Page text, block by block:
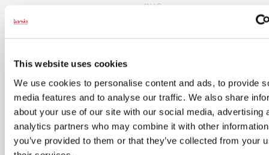
This website uses cookies
We use cookies to personalise content and ads, to provide
media features and to analyse our traffic. We also share
about your use of our site with our social media, advertising
analytics partners who may combine it with other
you’ve provided to them or that they’ve collected from your
nye
Jeg vil også
gerne have